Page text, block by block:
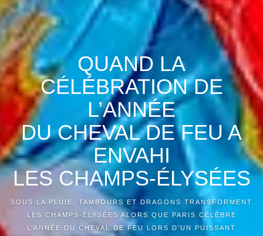
QUAND LA
CÉLÉBRATION DE
L’ANNÉE
DU CHEVAL DE FEU A
ENVAHI
LES CHAMPS-ÉLYSÉES
SOUS LA PLUIE, TAMBOURS ET DRAGONS TRANSFORMENT
LES CHAMPS-ÉLYSÉES ALORS QUE PARIS CÉLÈBRE
L’ANNÉE DU CHEVAL DE FEU LORS D’UN PUISSANT